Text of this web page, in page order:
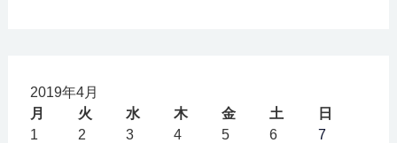
2019年4月
月
火 水 木 金 土
日
1
2 3 4 5 6
7